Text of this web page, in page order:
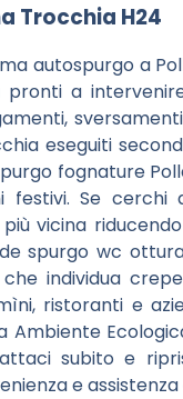
Trocchia H24
autospurgo a
a
eseguiti
fognature
festivi. Se
più vicina
spurgo wc
individua
ristoranti e
Ambiente
subito e
e